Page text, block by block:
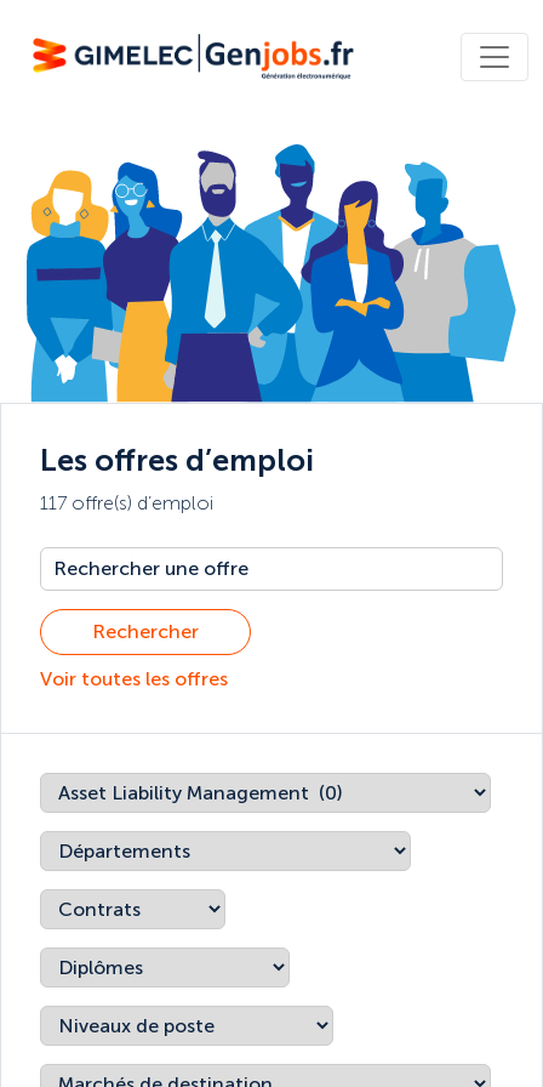
Les offres d’emploi
117 offre(s) d’emploi
Rechercher
Voir toutes les offres